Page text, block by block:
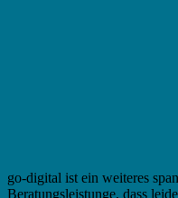
go-digital ist ein weiteres
Beratungsleistunge, dass